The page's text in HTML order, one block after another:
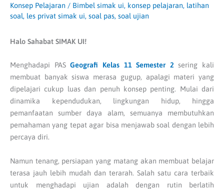
Konsep Pelajaran / Bimbel simak ui, konsep pelajaran, latihan
soal, les privat simak ui, soal pas, soal ujian
Halo Sahabat SIMAK UI!
Menghadapi PASGeografi Kelas 11 Semester 2 sering kali
membuat banyak siswa merasa gugup, apalagi materi yang
dipelajari cukup luas dan penuh konsep penting. Mulai dari
dinamika kependudukan, lingkungan hidup, hingga
pemanfaatan sumber daya alam, semuanya membutuhkan
pemahaman yang tepat agar bisa menjawab soal dengan lebih
percaya diri.
Namun tenang, persiapan yang matang akan membuat belajar
terasa jauh lebih mudah dan terarah. Salah satu cara terbaik
untuk menghadapi ujian adalah dengan rutin berlatih